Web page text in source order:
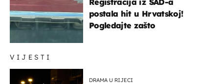
VIJESTI
DRAMA U RIJECI
postala hit u Hrvatskoj!
Pogledajte zašto